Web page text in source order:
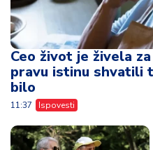
Ceo život je živela
pravu istinu shvatili
bilo
11:37 Ispovesti